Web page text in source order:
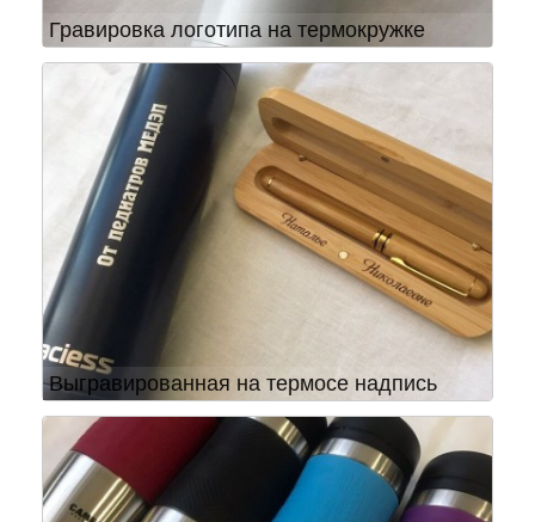
Гравировка логотипа на термокружке
Выгравированная на термосе надпись